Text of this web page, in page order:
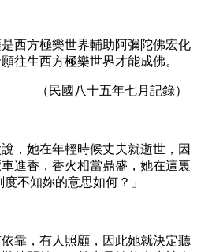
西方極樂世界輔助阿彌陀佛宏化
往生西方極樂世界才能成佛。
（民國八十五年七月記錄）
，她在年輕時候丈夫就逝世，因
進香，香火相當鼎盛，她在這裏
不知妳的意思如何？」
靠，有人照顧，因此她就決定聽